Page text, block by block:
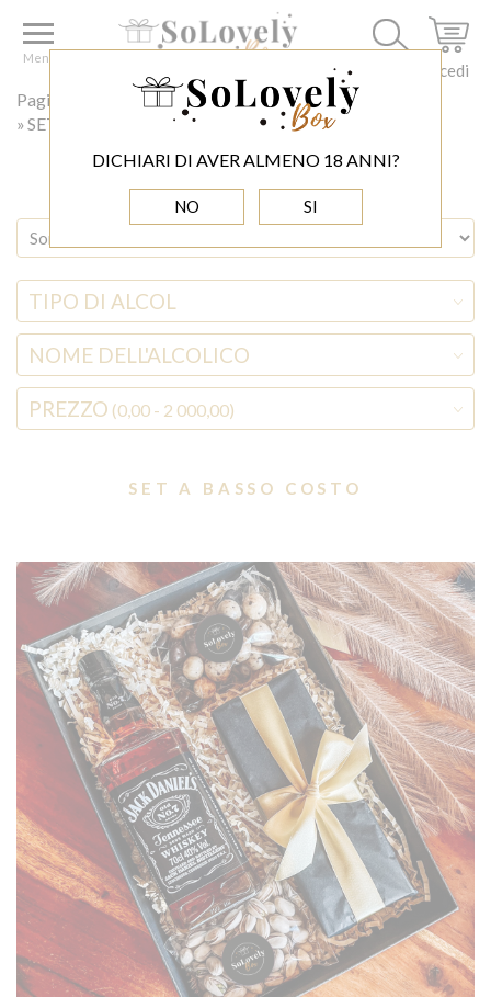
DICHIARI DI AVER ALMENO 18 ANNI?
NO SI
Accedi
Menu
Pagina principale
◊ BOŻE NARODZENIE
SET A BASSO COSTO
TIPO DI ALCOL
NOME DELL'ALCOLICO
PREZZO (0,00 - 2 000,00)
SET A BASSO COSTO